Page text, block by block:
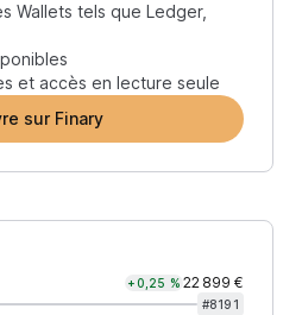
Wallets tels que Ledger,
et accès en lecture seule
sur Finary
+0,25 % 22 899 €
#8191